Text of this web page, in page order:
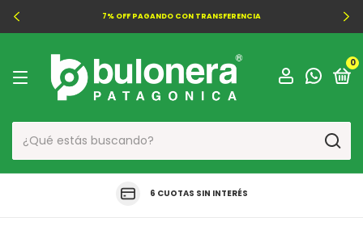
7% OFF PAGANDO CON TRANSFERENCIA
0
6 CUOTAS SIN INTERÉS